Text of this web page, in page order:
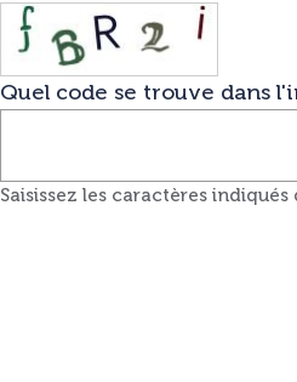
Quel code se trouve dans
Saisissez les caractères indiqués